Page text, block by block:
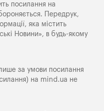
посилання на
Передрук,
яка містить
Новини», в будь-якому
за умови посилання
на mind.ua не